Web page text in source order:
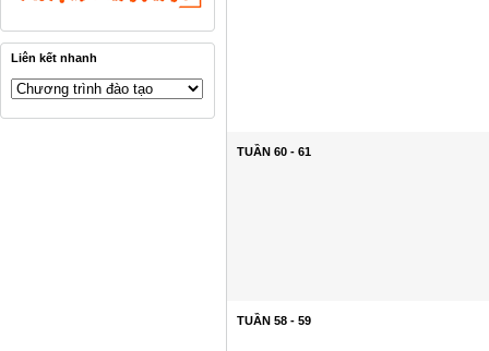
Liên kết nhanh
TUẦN 60 - 61
TUẦN 58 - 59